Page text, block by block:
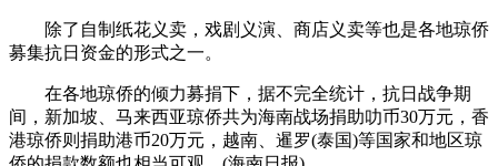
除了自制纸花义卖，戏剧义演、商店义卖等也是各地琼侨
募集抗日资金的形式之一。
在各地琼侨的倾力募捐下，据不完全统计，抗日战争期
间，新加坡、马来西亚琼侨共为海南战场捐助叻币30万元，香
港琼侨则捐助港币20万元，越南、暹罗(泰国)等国家和地区琼